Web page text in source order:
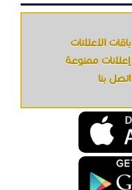
باقات الإعلانات
إعلانات ممنوعة
اتصل بنا